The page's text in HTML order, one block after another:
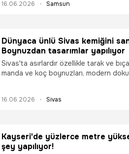
atölyelerine, çocuk etkinliklerinden
16.06.2026 Samsun
Dünyaca ünlü Sivas kemiğini
Boynuzdan tasarımlar yapılıyor
Sivas'ta asırlardır özellikle tarak ve
manda ve koç boynuzları, modern
16.06.2026 Sivas
Kayseri'de yüzlerce metre
şey yapılıyor!